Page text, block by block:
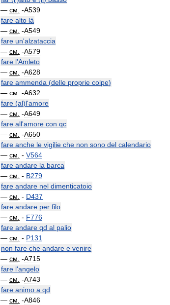
— см -A539
fare alto là
— см -A549
fare un'alzataccia
— см -A579
fare l'Amleto
— см -A628
fare ammenda (delle proprie colpe)
— см -A632
fare (al)l'amore
— см -A649
fare all'amore con qc
— см -A650
fare anche le vigilie che non sono del calendario
— см - V564
fare andare la barca
— см - B279
fare andare nel dimenticatoio
— см - D437
fare andare per filo
— см - F776
fare andare qd al palio
— см - P131
non fare che andare e venire
— см -A715
fare l'angelo
— см -A743
fare animo a qd
— см -A846